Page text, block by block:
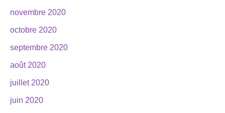
novembre 2020
octobre 2020
septembre 2020
août 2020
juillet 2020
juin 2020